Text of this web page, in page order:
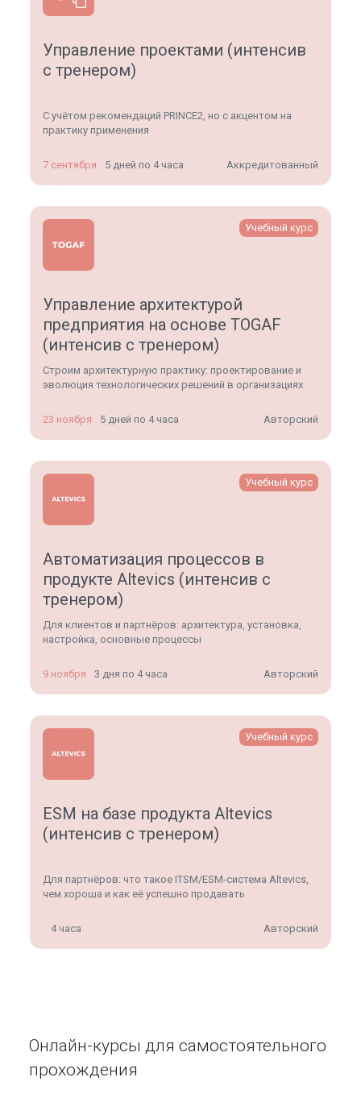
Управление проектами (интенсив
с тренером)
С учётом рекомендаций PRINCE2, но с акцентом на
практику применения
7 сентября 5 дней по 4 часа Аккредитованный
Учебный курс
Управление архитектурой
предприятия на основе TOGAF
(интенсив с тренером)
Строим архитектурную практику: проектирование и
эволюция технологических решений в организациях
23 ноября 5 дней по 4 часа Авторский
Учебный курс
Автоматизация процессов в
продукте Altevics (интенсив с
тренером)
Для клиентов и партнёров: архитектура, установка,
настройка, основные процессы
9 ноября 3 дня по 4 часа Авторский
Учебный курс
ESM на базе продукта Altevics
(интенсив с тренером)
Для партнёров: что такое ITSM/ESM-система Altevics,
чем хороша и как её успешно продавать
4 часа Авторский
Онлайн-курсы для самостоятельного
прохождения